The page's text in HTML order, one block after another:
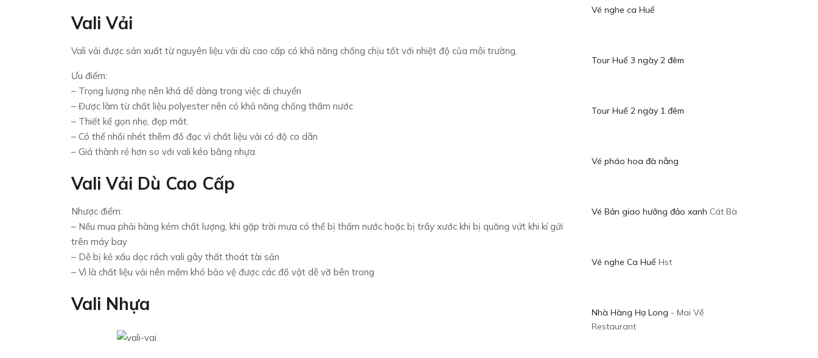
Vali Vải
Vali vải được sản xuất từ nguyên liệu vải dù cao cấp có khả năng chống chịu tốt với nhiệt độ của môi trường.
Ưu điểm:
– Trọng lượng nhẹ nên khá dễ dàng trong việc di chuyển
– Được làm từ chất liệu polyester nên có khả năng chống thấm nước
– Thiết kế gọn nhẹ, đẹp mắt.
– Có thể nhồi nhét thêm đồ đạc vì chất liệu vải có độ co dãn
– Giá thành rẻ hơn so với vali kéo bằng nhựa.
Vali Vải Dù Cao Cấp
Nhược điểm:
– Nếu mua phải hàng kém chất lượng, khi gặp trời mưa có thể bị thấm nước hoặc bị trầy xước khi bị quăng vứt khi kí gửi
trên máy bay
– Dễ bị kẻ xấu dọc rách vali gây thất thoát tài sản
– Vì là chất liệu vải nên mềm khó bảo vệ được các đồ vật dễ vỡ bên trong
Vali Nhựa
Vé nghe ca Huế
Tour Huế 3 ngày 2 đêm
Tour Huế 2 ngày 1 đêm
Vé pháo hoa đà nẵng
Vé Bản giao hưởng đảo xanh Cát Bà
Vé nghe Ca Huế Hst
Nhà Hàng Hạ Long - Mai Về
Restaurant